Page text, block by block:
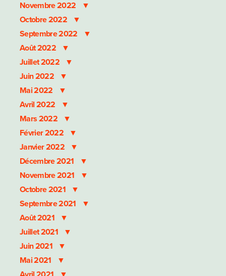
Novembre 2022
Octobre 2022
Septembre 2022
Août 2022
Juillet 2022
Juin 2022
Mai 2022
Avril 2022
Mars 2022
Février 2022
Janvier 2022
Décembre 2021
Novembre 2021
Octobre 2021
Septembre 2021
Août 2021
Juillet 2021
Juin 2021
Mai 2021